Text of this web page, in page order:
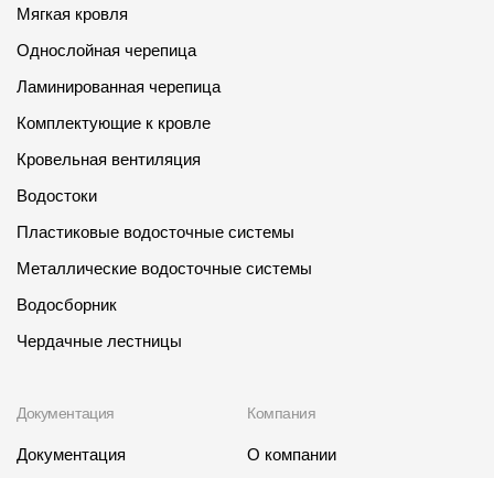
Мягкая кровля
Однослойная черепица
Ламинированная черепица
Комплектующие к кровле
Кровельная вентиляция
Водостоки
Пластиковые водосточные системы
Металлические водосточные системы
Водосборник
Чердачные лестницы
Документация
Документация
Компания
О компании